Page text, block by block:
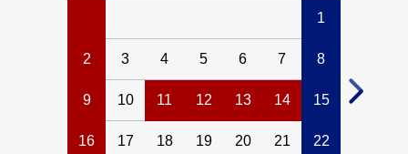
1
2 3 4 5 6 7 8
9 10 11 12 13 14 15
16 17 18 19 20 21 22
13